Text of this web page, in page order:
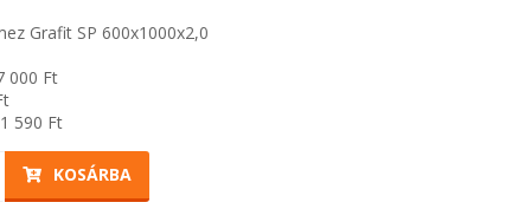
Grafit SP 600x1000x2,0
000 Ft
590 Ft
KOSÁRBA